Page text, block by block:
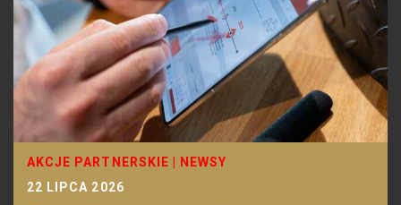
AKCJE PARTNERSKIE
NEWSY
22 LIPCA 2026